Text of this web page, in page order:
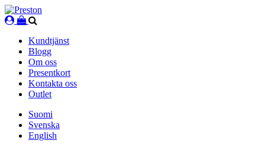
Skip
to
Kundtjänst
Blogg
Om oss
Presentkort
Kontakta oss
Outlet
Suomi
Svenska
English